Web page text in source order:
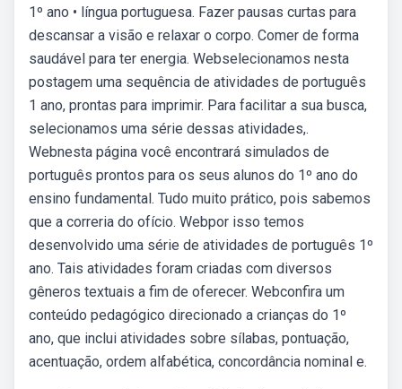
1º ano • língua portuguesa. Fazer pausas curtas para
descansar a visão e relaxar o corpo. Comer de forma
saudável para ter energia. Webselecionamos nesta
postagem uma sequência de atividades de português
1 ano, prontas para imprimir. Para facilitar a sua busca,
selecionamos uma série dessas atividades,.
Webnesta página você encontrará simulados de
português prontos para os seus alunos do 1º ano do
ensino fundamental. Tudo muito prático, pois sabemos
que a correria do ofício. Webpor isso temos
desenvolvido uma série de atividades de português 1º
ano. Tais atividades foram criadas com diversos
gêneros textuais a fim de oferecer. Webconfira um
conteúdo pedagógico direcionado a crianças do 1º
ano, que inclui atividades sobre sílabas, pontuação,
acentuação, ordem alfabética, concordância nominal e.